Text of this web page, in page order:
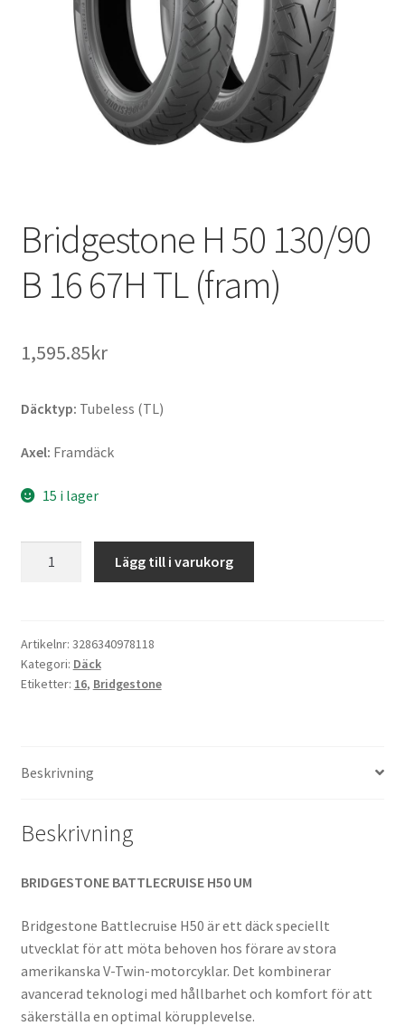
Bridgestone H 50 130/90
B 16 67H TL (fram)
1,595.85kr
Däcktyp: Tubeless (TL)
Axel: Framdäck
15 i lager
B
16
67H
Lägg till i varukorg
Artikelnr: 3286340978118
Kategori: Däck
Etiketter: 16, Bridgestone
Beskrivning
Beskrivning
BRIDGESTONE BATTLECRUISE H50 UM
Bridgestone Battlecruise H50 är ett däck speciellt
utvecklat för att möta behoven hos förare av stora
amerikanska V-Twin-motorcyklar. Det kombinerar
avancerad teknologi med hållbarhet och komfort för att
säkerställa en optimal körupplevelse.